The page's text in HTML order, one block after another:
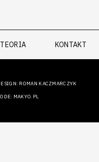
TEORIA KONTAKT
ROMAN KACZMARCZYK
MAKYO.PL